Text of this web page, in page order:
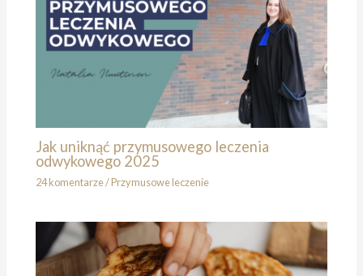
Jak uniknąć przymusowego leczenia
odwykowego 2025
24 komentarze/Przymusowe leczenie